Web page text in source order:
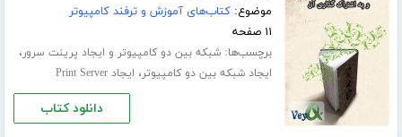
موضوع:کتاب‌های آموزش و ترفند کامپیوتر
۱۱ صفحه
برچسب‌ها:شبکه بین دو کامپیوتر و ایجاد پرینت سرور،
ایجاد شبکه بین دو کامپیوتر، ایجاد Print Server
دانلود کتاب